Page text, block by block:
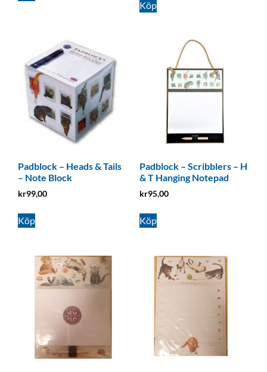
Köp
Padblock – Heads & Tails
– Note Block
kr99,00
Köp
Padblock – Scribblers – H
& T Hanging Notepad
kr95,00
Köp